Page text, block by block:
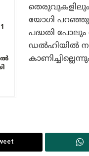
തെരുവുകളിലും
യോഗി പറഞ്ഞു.
പദ്ധതി പോലും
ഡൽഹിയിൽ